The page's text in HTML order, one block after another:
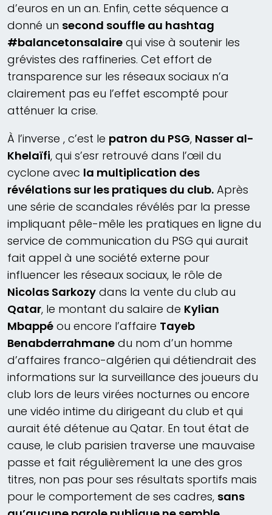
d’euros en un an. Enfin, cette séquence a
donné un second souffle au hashtag
#balancetonsalaire qui vise à soutenir les
grévistes des raffineries. Cet effort de
transparence sur les réseaux sociaux n’a
clairement pas eu l’effet escompté pour
atténuer la crise.
À l’inverse , c’est le patron du PSG, Nasser al-
Khelaïfi, qui s’esr retrouvé dans l’œil du
cyclone avec la multiplication des
révélations sur les pratiques du club. Après
une série de scandales révélés par la presse
impliquant pêle-mêle les pratiques en ligne du
service de communication du PSG qui aurait
fait appel à une société externe pour
influencer les réseaux sociaux, le rôle de
Nicolas Sarkozy dans la vente du club au
Qatar, le montant du salaire de Kylian
Mbappé ou encore l’affaire Tayeb
Benabderrahmane du nom d’un homme
d’affaires franco-algérien qui détiendrait des
informations sur la surveillance des joueurs du
club lors de leurs virées nocturnes ou encore
une vidéo intime du dirigeant du club et qui
aurait été détenue au Qatar. En tout état de
cause, le club parisien traverse une mauvaise
passe et fait régulièrement la une des gros
titres, non pas pour ses résultats sportifs mais
pour le comportement de ses cadres, sans